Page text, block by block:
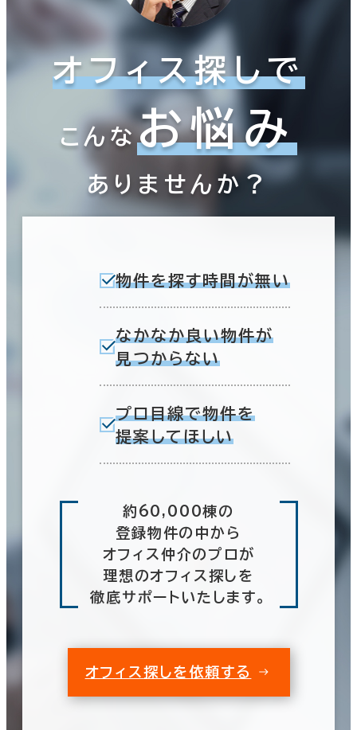
オフィス探しで
こんなお悩み
ありませんか？
物件を探す時間が無い
なかなか良い物件が
見つからない
プロ目線で物件を
提案してほしい
約60,000棟の
登録物件の中から
オフィス仲介のプロが
理想のオフィス探しを
徹底サポートいたします。
オフィス探しを依頼する